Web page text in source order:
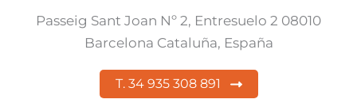
Passeig Sant Joan Nº 2, Entresuelo 2 08010
Barcelona Cataluña, España
T. 34 935 308 891